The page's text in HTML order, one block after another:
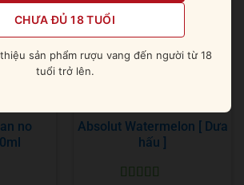
no
Absolut Watermelon [ Dưa
hấu ]
CHƯA ĐỦ 18 TUỔI
sản phẩm rượu vang đến người từ 18
tuổi trở lên.